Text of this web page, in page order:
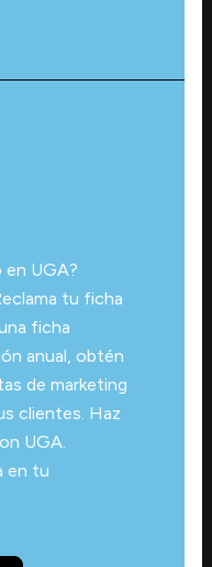
UGA?
tu ficha
ficha
anual, obtén
de marketing
clientes. Haz
UGA.
en tu